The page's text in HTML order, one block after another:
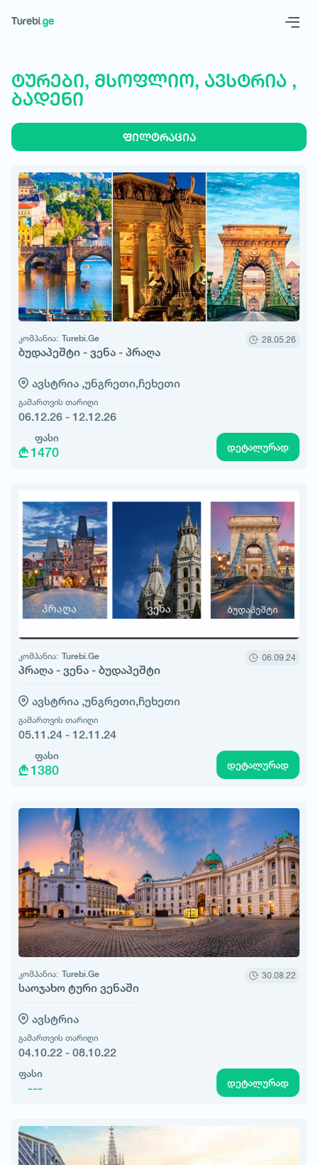
ტურები, მსოფლიო, ავსტრია ,
ბადენი
ფილტრაცია
კომპანია: Turebi.Ge
ბუდაპეშტი - ვენა - პრაღა
28.05.26
ავსტრია ,უნგრეთი,ჩეხეთი
გამართვის თარიღი
06.12.26 - 12.12.26
ფასი
1470 დეტალურად
კომპანია: Turebi.Ge
პრაღა - ვენა - ბუდაპეშტი
06.09.24
ავსტრია ,უნგრეთი,ჩეხეთი
გამართვის თარიღი
05.11.24 - 12.11.24
ფასი
1380 დეტალურად
კომპანია: Turebi.Ge
საოჯახო ტური ვენაში
30.08.22
ავსტრია
გამართვის თარიღი
04.10.22 - 08.10.22
ფასი
--- დეტალურად